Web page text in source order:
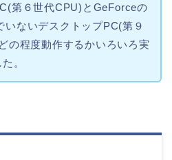
第６世代CPU)とGeForceの
いないデスクトップPC(第９
の程度動作するかいろいろ実
。